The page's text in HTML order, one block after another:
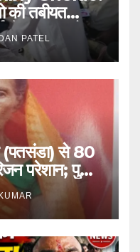
की तबीयत
से बढ़ा आक्रोश
PATEL
(पतसंडा) से 80
परेशान; पुलिस